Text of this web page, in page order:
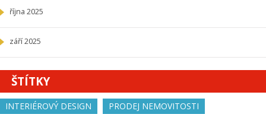
října 2025
září 2025
ŠTÍTKY
INTERIÉROVÝ DESIGN
PRODEJ NEMOVITOSTI